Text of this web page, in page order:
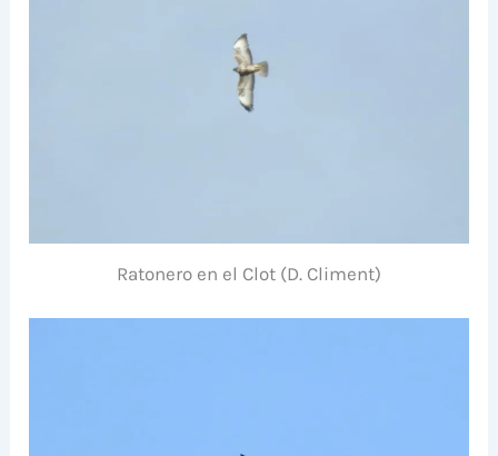
Ratonero en el Clot (D. Climent)